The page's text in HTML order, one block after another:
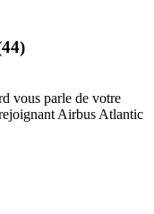
vous parle de votre
Airbus Atlantic